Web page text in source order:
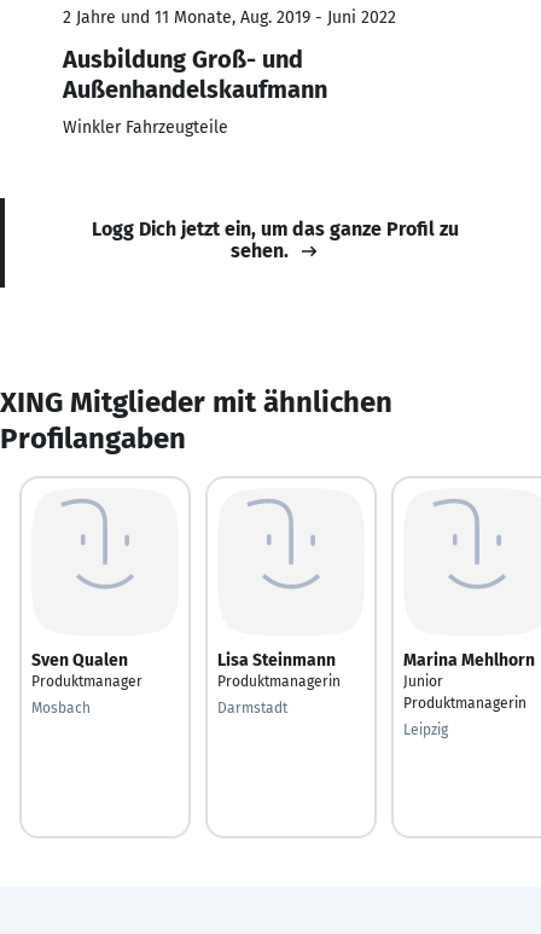
2 Jahre und 11 Monate, Aug. 2019 - Juni 2022
Ausbildung Groß- und
Außenhandelskaufmann
Winkler Fahrzeugteile
Logg Dich jetzt ein, um das ganze Profil zu
sehen.
XING Mitglieder mit ähnlichen
Profilangaben
Sven Qualen
Produktmanager
Mosbach
Lisa Steinmann
Produktmanagerin
Darmstadt
Marina Mehlhorn
Junior
Produktmanagerin
Leipzig